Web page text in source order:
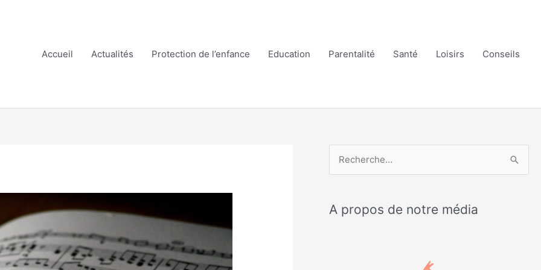
Accueil
Actualités Protection de l’enfance Education Parentalité Santé Loisirs Conseils
hA propos de notre média